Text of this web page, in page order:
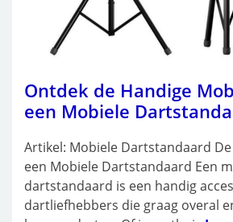
Ontdek de Handige
een Mobiele
Artikel: Mobiele Dartstandaard
een Mobiele Dartstandaard Een
dartstandaard is een handig
dartliefhebbers die graag overal